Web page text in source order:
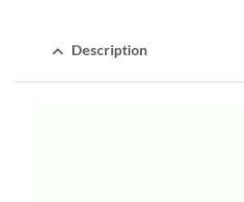
expand_less Description